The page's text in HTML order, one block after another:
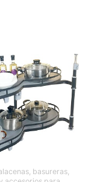
basureras,